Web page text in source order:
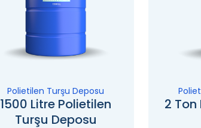
Polietilen Turşu Deposu
1500 Litre Polietilen
Turşu Deposu
2